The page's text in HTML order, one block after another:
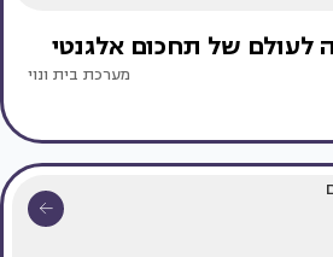
לעולם של תחכום אלגנטי
מערכת בית ונוי